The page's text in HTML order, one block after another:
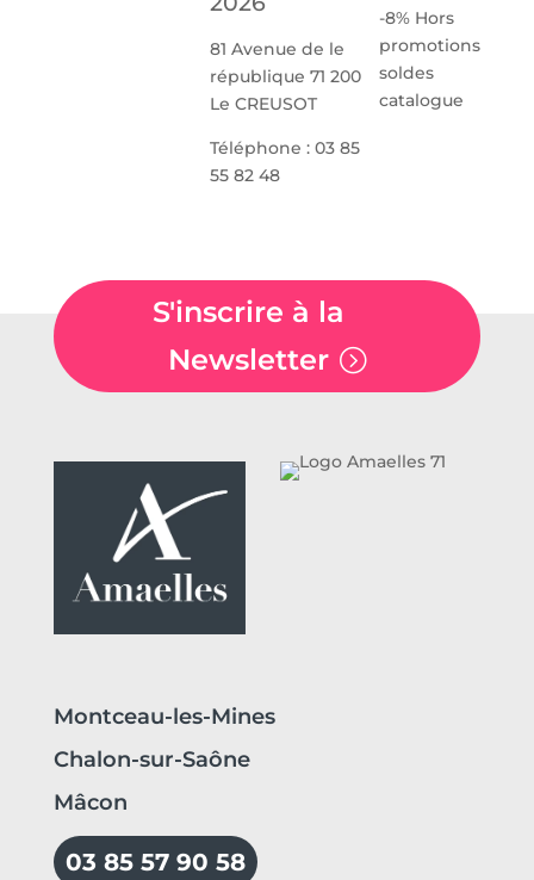
81 Avenue de le
république 71 200
Le CREUSOT
Téléphone : 03 85
55 82 48
-8% Hors
promotions
soldes
catalogue
S'inscrire à la
Newsletter
Montceau-les-Mines
Chalon-sur-Saône
Mâcon
03 85 57 90 58